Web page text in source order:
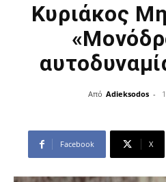
Κυριάκος
Από Adieksodos -
Facebook X